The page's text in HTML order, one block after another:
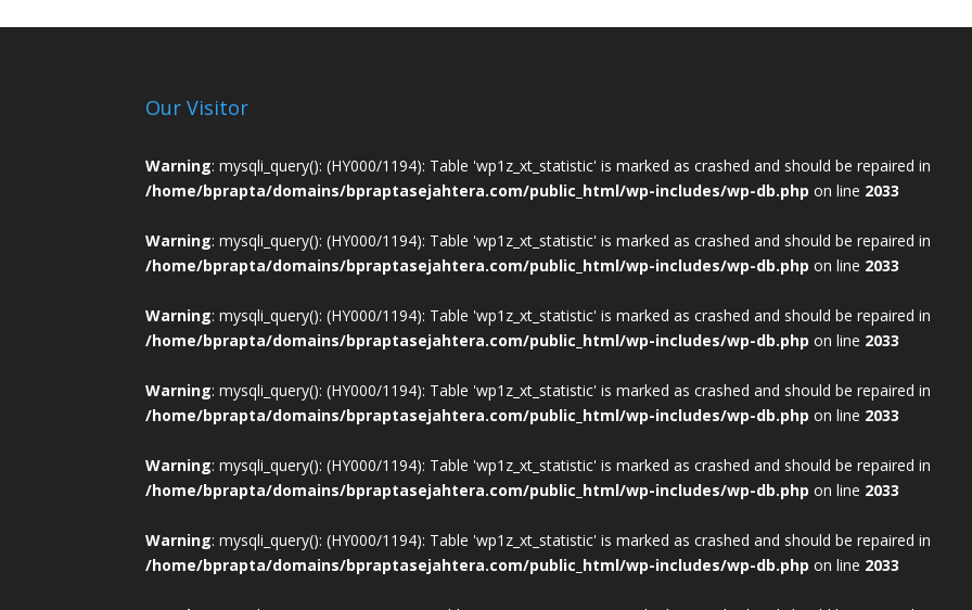
Our Visitor
Warning: mysqli_query(): (HY000/1194): Table 'wp1z_xt_statistic' is marked as crashed and should be repaired in
/home/bprapta/domains/bpraptasejahtera.com/public_html/wp-includes/wp-db.php on line 2033
Warning: mysqli_query(): (HY000/1194): Table 'wp1z_xt_statistic' is marked as crashed and should be repaired in
/home/bprapta/domains/bpraptasejahtera.com/public_html/wp-includes/wp-db.php on line 2033
Warning: mysqli_query(): (HY000/1194): Table 'wp1z_xt_statistic' is marked as crashed and should be repaired in
/home/bprapta/domains/bpraptasejahtera.com/public_html/wp-includes/wp-db.php on line 2033
Warning: mysqli_query(): (HY000/1194): Table 'wp1z_xt_statistic' is marked as crashed and should be repaired in
/home/bprapta/domains/bpraptasejahtera.com/public_html/wp-includes/wp-db.php on line 2033
Warning: mysqli_query(): (HY000/1194): Table 'wp1z_xt_statistic' is marked as crashed and should be repaired in
/home/bprapta/domains/bpraptasejahtera.com/public_html/wp-includes/wp-db.php on line 2033
Warning: mysqli_query(): (HY000/1194): Table 'wp1z_xt_statistic' is marked as crashed and should be repaired in
/home/bprapta/domains/bpraptasejahtera.com/public_html/wp-includes/wp-db.php on line 2033